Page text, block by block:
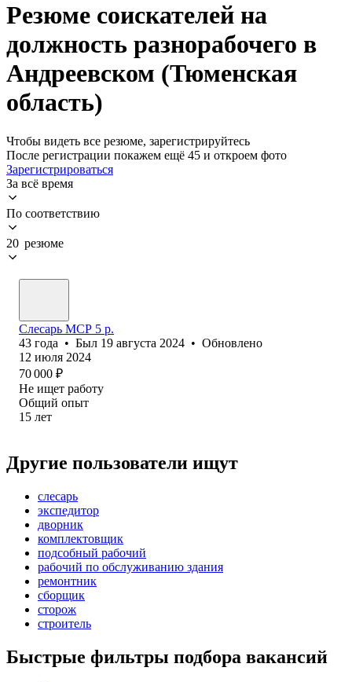
Резюме соискателей на
должность разнорабочего в
Андреевском (Тюменская
область)
Чтобы видеть все резюме, зарегистрируйтесь
После регистрации покажем ещё 45 и откроем фото
Зарегистрироваться
За всё время
По соответствию
20 резюме
Слесарь МСР 5 р.
43 года • Был 19 августа 2024 • Обновлено
12 июля 2024
70 000 ₽
Не ищет работу
Общий опыт
15 лет
Другие пользователи ищут
слесарь
экспедитор
дворник
комплектовщик
подсобный рабочий
рабочий по обслуживанию здания
ремонтник
сборщик
сторож
строитель
Быстрые фильтры подбора вакансий